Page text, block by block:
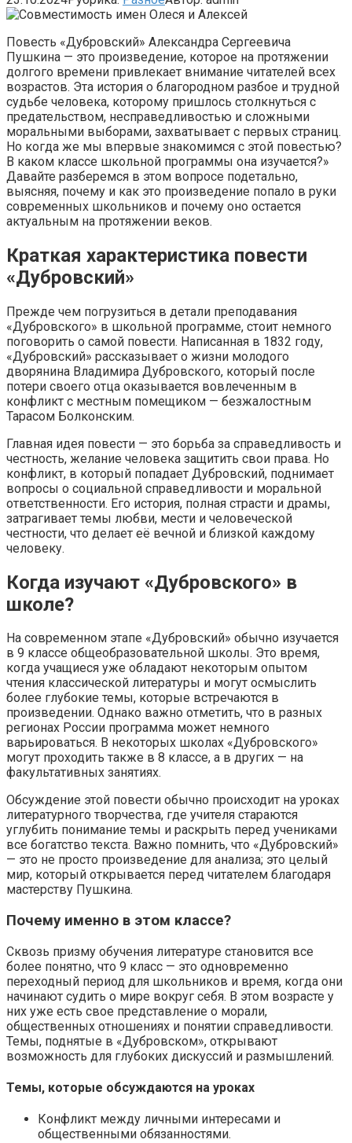
Повесть «Дубровский» Александра Сергеевича
Пушкина — это произведение, которое на протяжении
долгого времени привлекает внимание читателей всех
возрастов. Эта история о благородном разбое и трудной
судьбе человека, которому пришлось столкнуться с
предательством, несправедливостью и сложными
моральными выборами, захватывает с первых страниц.
Но когда же мы впервые знакомимся с этой повестью?
В каком классе школьной программы она изучается?»
Давайте разберемся в этом вопросе подетально,
выясняя, почему и как это произведение попало в руки
современных школьников и почему оно остается
актуальным на протяжении веков.
Краткая характеристика повести
«Дубровский»
Прежде чем погрузиться в детали преподавания
«Дубровского» в школьной программе, стоит немного
поговорить о самой повести. Написанная в 1832 году,
«Дубровский» рассказывает о жизни молодого
дворянина Владимира Дубровского, который после
потери своего отца оказывается вовлеченным в
конфликт с местным помещиком — безжалостным
Тарасом Болконским.
Главная идея повести — это борьба за справедливость и
честность, желание человека защитить свои права. Но
конфликт, в который попадает Дубровский, поднимает
вопросы о социальной справедливости и моральной
ответственности. Его история, полная страсти и драмы,
затрагивает темы любви, мести и человеческой
честности, что делает её вечной и близкой каждому
человеку.
Когда изучают «Дубровского» в
школе?
На современном этапе «Дубровский» обычно изучается
в 9 классе общеобразовательной школы. Это время,
когда учащиеся уже обладают некоторым опытом
чтения классической литературы и могут осмыслить
более глубокие темы, которые встречаются в
произведении. Однако важно отметить, что в разных
регионах России программа может немного
варьироваться. В некоторых школах «Дубровского»
могут проходить также в 8 классе, а в других — на
факультативных занятиях.
Обсуждение этой повести обычно происходит на уроках
литературного творчества, где учителя стараются
углубить понимание темы и раскрыть перед учениками
все богатство текста. Важно помнить, что «Дубровский»
— это не просто произведение для анализа; это целый
мир, который открывается перед читателем благодаря
мастерству Пушкина.
Почему именно в этом классе?
Сквозь призму обучения литературе становится все
более понятно, что 9 класс — это одновременно
переходный период для школьников и время, когда они
начинают судить о мире вокруг себя. В этом возрасте у
них уже есть свое представление о морали,
общественных отношениях и понятии справедливости.
Темы, поднятые в «Дубровском», открывают
возможность для глубоких дискуссий и размышлений.
Темы, которые обсуждаются на уроках
Конфликт между личными интересами и
общественными обязанностями.